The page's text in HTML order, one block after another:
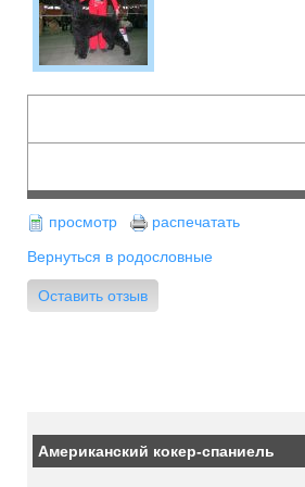
просмотр
распечатать
Вернуться в родословные
Оставить отзыв
Американский кокер-спаниель